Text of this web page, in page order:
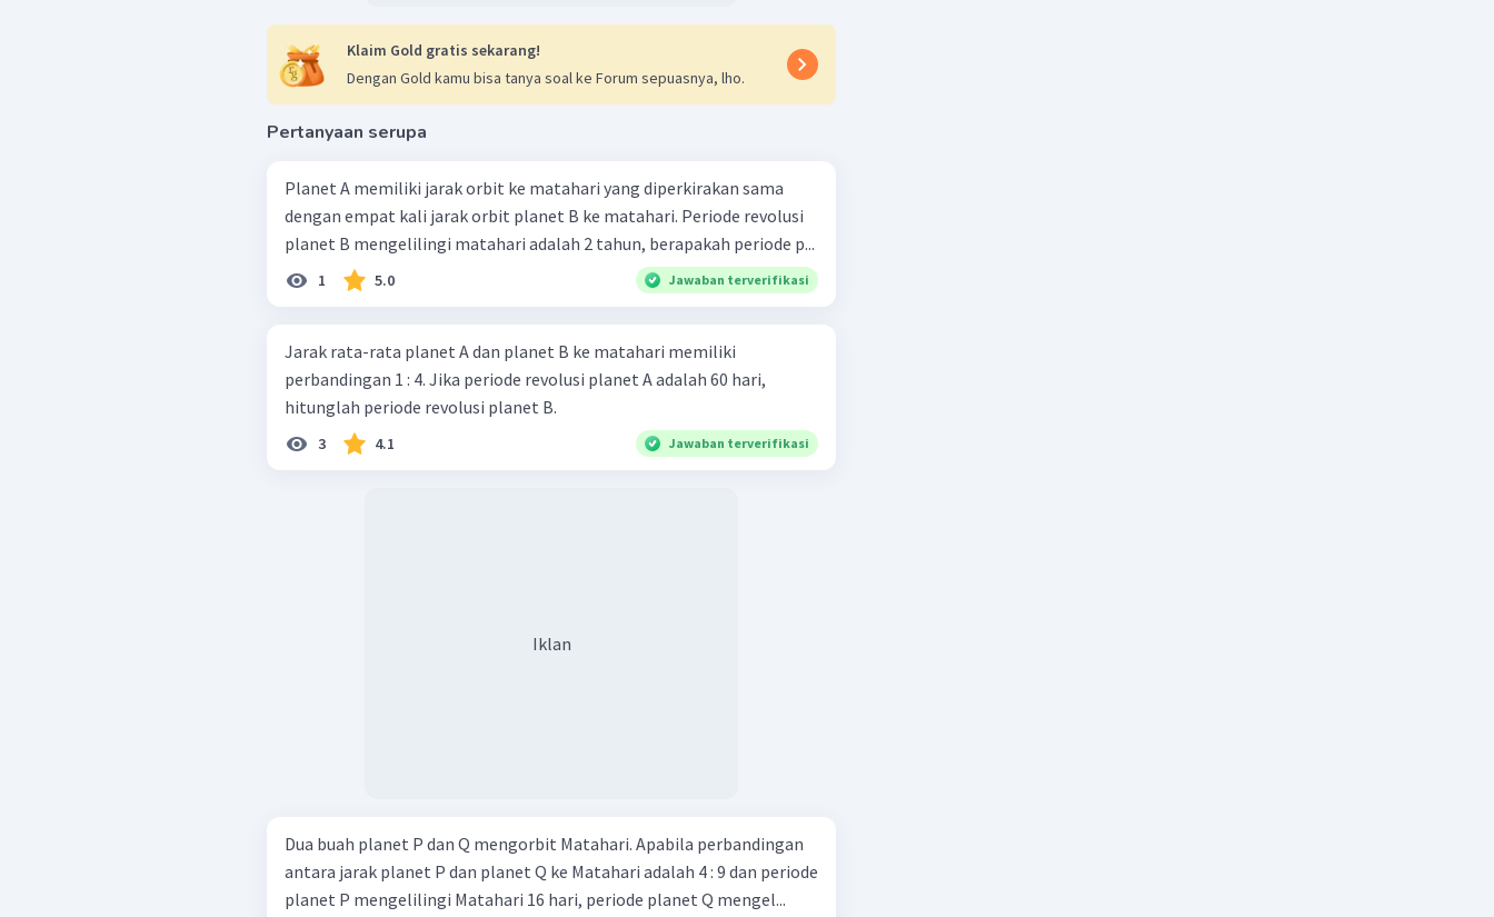
Klaim Gold gratis sekarang!
Dengan Gold kamu bisa tanya soal ke Forum sepuasnya, lho.
Pertanyaan serupa
Planet A memiliki jarak orbit ke matahari yang diperkirakan sama
dengan empat kali jarak orbit planet B ke matahari. Periode revolusi
planet B mengelilingi matahari adalah 2 tahun, berapakah periode p...
1 5.0 Jawaban terverifikasi
Jarak rata-rata planet A dan planet B ke matahari memiliki
perbandingan 1 : 4. Jika periode revolusi planet A adalah 60 hari,
hitunglah periode revolusi planet B.
3 4.1 Jawaban terverifikasi
Iklan
Dua buah planet P dan Q mengorbit Matahari. Apabila perbandingan
antara jarak planet P dan planet Q ke Matahari adalah 4 : 9 dan periode
planet P mengelilingi Matahari 16 hari, periode planet Q mengel...